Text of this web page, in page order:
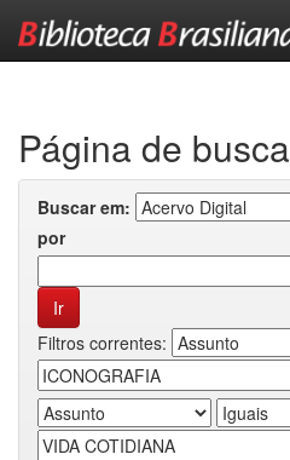
Página de busca
Buscar em:
por
Filtros correntes: